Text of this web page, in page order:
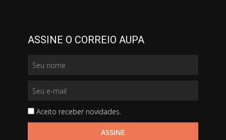
ASSINE O CORREIO AUPA
Aceito receber novidades.
ASSINE